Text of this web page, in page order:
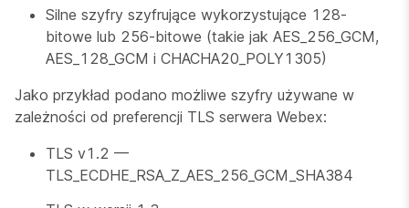
Silne szyfry szyfrujące wykorzystujące 128-
bitowe lub 256-bitowe (takie jak AES_256_GCM,
AES_128_GCM i CHACHA20_POLY1305)
Jako przykład podano możliwe szyfry używane w
zależności od preferencji TLS serwera Webex:
TLS v1.2 —
TLS_ECDHE_RSA_Z_AES_256_GCM_SHA384